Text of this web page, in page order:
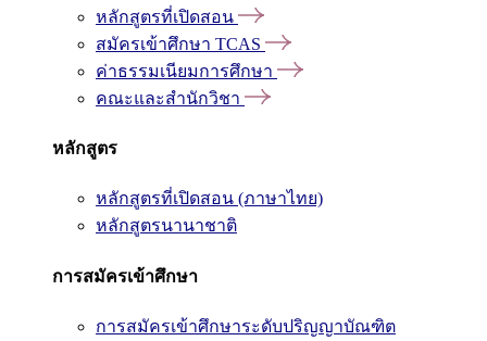
หลักสูตรที่เปิดสอน
สมัครเข้าศึกษา TCAS
ค่าธรรมเนียมการศึกษา
คณะและสำนักวิชา
หลักสูตร
หลักสูตรที่เปิดสอน (ภาษาไทย)
หลักสูตรนานาชาติ
การสมัครเข้าศึกษา
การสมัครเข้าศึกษาระดับปริญญาบัณฑิต